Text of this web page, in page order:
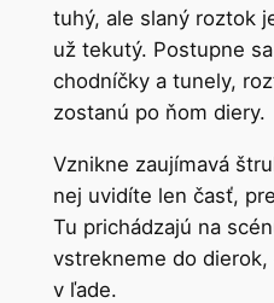
tuhý, ale slaný roztok
už tekutý. Postupne
chodníčky a tunely,
zostanú po ňom diery.
Vznikne zaujímavá
nej uvidíte len časť,
Tu prichádzajú na
vstrekneme do
v ľade.